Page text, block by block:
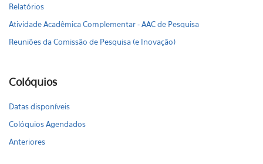
Relatórios
Atividade Acadêmica Complementar - AAC de Pesquisa
Reuniões da Comissão de Pesquisa (e Inovação)
Colóquios
Datas disponíveis
Colóquios Agendados
Anteriores